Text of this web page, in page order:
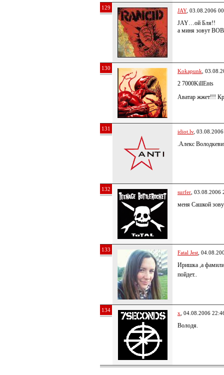
129 JAY, 03.08.2006
JAY…ой Бля!!
а миня зовут
130 Kokapunk ,
2 7000KillEnts
Аватар жжет!!!
131 idiot.lv,
.Алекс
132 surfer , 03.08.2006
меня Сашкой
133 Fatal Jest ,
Иришка ,а
пойдет..
134 x , 04.08.2006
Володя.